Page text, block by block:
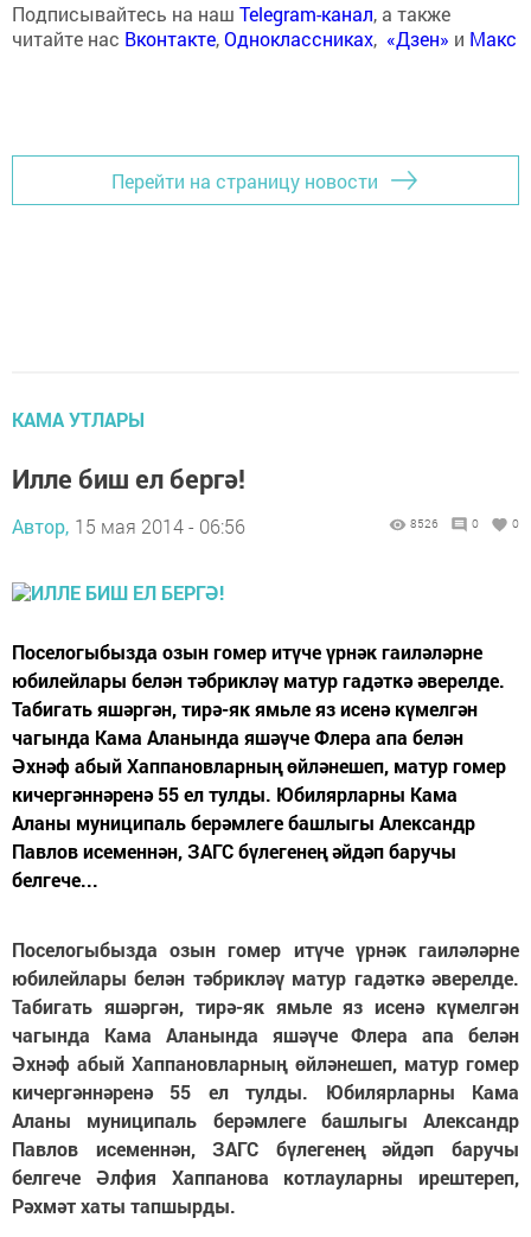
Подписывайтесь на наш Telegram-канал, а также
читайте нас Вконтакте,Одноклассниках, «Дзен» и Макс
Перейти на страницу новости
КАМА УТЛАРЫ
Илле биш ел бергә!
Автор, 15 мая 2014 - 06:56 8526 0 0
Поселогыбызда озын гомер итүче үрнәк гаиләләрне
юбилейлары белән тәбрикләү матур гадәткә әверелде.
Табигать яшәргән, тирә-як ямьле яз исенә күмелгән
чагында Кама Аланында яшәүче Флера апа белән
Әхнәф абый Хаппановларның өйләнешеп, матур гомер
кичергәннәренә 55 ел тулды. Юбилярларны Кама
Аланы муниципаль берәмлеге башлыгы Александр
Павлов исеменнән, ЗАГС бүлегенең әйдәп баручы
белгече...
Поселогыбызда озын гомер итүче үрнәк гаиләләрне
юбилейлары белән тәбрикләү матур гадәткә әверелде.
Табигать яшәргән, тирә-як ямьле яз исенә күмелгән
чагында Кама Аланында яшәүче Флера апа белән
Әхнәф абый Хаппановларның өйләнешеп, матур гомер
кичергәннәренә 55 ел тулды. Юбилярларны Кама
Аланы муниципаль берәмлеге башлыгы Александр
Павлов исеменнән, ЗАГС бүлегенең әйдәп баручы
белгече Әлфия Хаппанова котлауларны ирештереп,
Рәхмәт хаты тапшырды.